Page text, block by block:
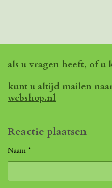
als u vragen heeft, of u
kunt u altijd mailen
webshop.nl
Reactie plaatsen
Naam *